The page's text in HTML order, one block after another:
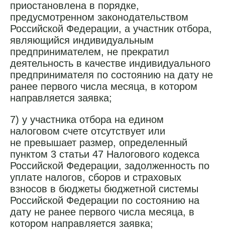
приостановлена в порядке,
предусмотренном законодательством
Российской Федерации, а участник отбора,
являющийся индивидуальным
предпринимателем, не прекратил
деятельность в качестве индивидуального
предпринимателя по состоянию на дату не
ранее первого числа месяца, в котором
направляется заявка;
7) у участника отбора на едином
налоговом счете отсутствует или
не превышает размер, определенный
пунктом 3 статьи 47 Налогового кодекса
Российской Федерации, задолженность по
уплате налогов, сборов и страховых
взносов в бюджеты бюджетной системы
Российской Федерации по состоянию на
дату не ранее первого числа месяца, в
котором направляется заявка;